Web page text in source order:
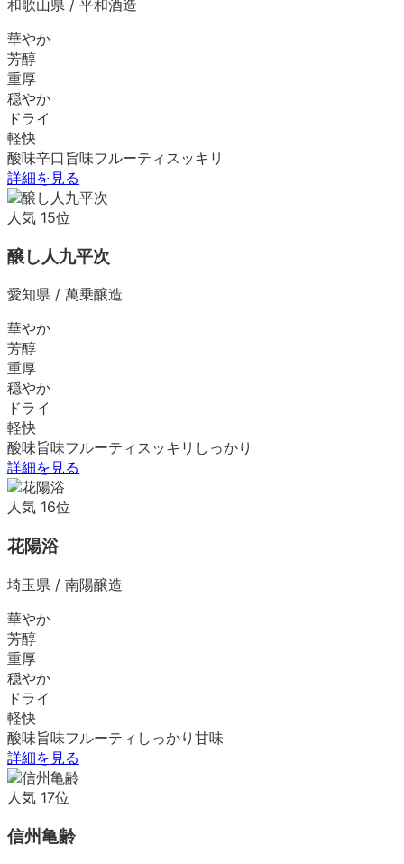
和歌山県 / 平和酒造
華やか
芳醇
重厚
穏やか
ドライ
軽快
酸味辛口 旨味フルーティ スッキリ
詳細を見る
人気 15位
醸し人九平次
愛知県 / 萬乗醸造
華やか
芳醇
重厚
穏やか
ドライ
軽快
酸味旨味フルーティ スッキリ しっかり
詳細を見る
人気 16位
花陽浴
埼玉県 / 南陽醸造
華やか
芳醇
重厚
穏やか
ドライ
軽快
酸味旨味フルーティ しっかり 甘味
詳細を見る
人気 17位
信州亀齢